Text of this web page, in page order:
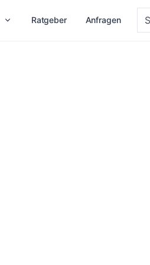
Ratgeber Anfragen